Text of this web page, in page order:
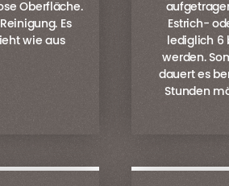
Oberfläche.
Es
wie aus
Estrich-
lediglich 6
werden.
dauert es
Stunden